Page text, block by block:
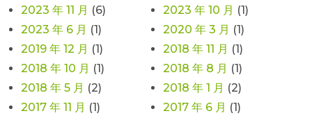
2023 年 11 月 (6) 2023 年 10 月 (1)
2023 年 6 月 (1) 2020 年 3 月 (1)
2019 年 12 月 (1) 2018 年 11 月 (1)
2018 年 10 月 (1) 2018 年 8 月 (1)
2018 年 5 月 (2) 2018 年 1 月 (2)
2017 年 11 月 (1) 2017 年 6 月 (1)